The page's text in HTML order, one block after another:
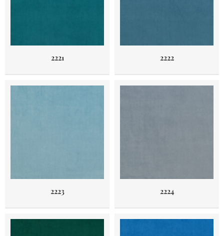
2221 2222
2223 2224